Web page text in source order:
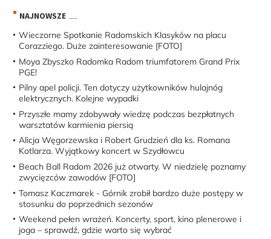
NAJNOWSZE
Wieczorne Spotkanie Radomskich Klasyków na placu
Corazziego. Duże zainteresowanie [FOTO]
Moya Zbyszko Radomka Radom triumfatorem Grand Prix
PGE!
Pilny apel policji. Ten dotyczy użytkowników hulajnóg
elektrycznych. Kolejne wypadki
Przyszłe mamy zdobywały wiedzę podczas bezpłatnych
warsztatów karmienia piersią
Alicja Węgorzewska i Robert Grudzień dla ks. Romana
Kotlarza. Wyjątkowy koncert w Szydłowcu
Beach Ball Radom 2026 już otwarty. W niedzielę poznamy
zwycięzców zawodów [FOTO]
Tomasz Kaczmarek - Górnik zrobił bardzo duże postępy w
stosunku do poprzednich sezonów
Weekend pełen wrażeń. Koncerty, sport, kino plenerowe i
joga – sprawdź, gdzie warto się wybrać